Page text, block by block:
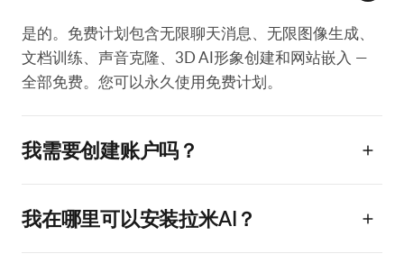
是的。免费计划包含无限聊天消息、无限图像生成、
文档训练、声音克隆、3D AI形象创建和网站嵌入 —
全部免费。您可以永久使用免费计划。
我需要创建账户吗？
我在哪里可以安装拉米AI？